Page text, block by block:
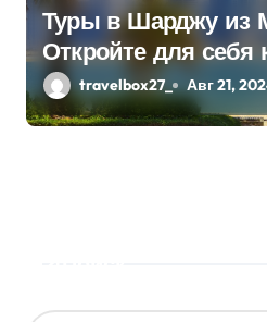
Туры в Шарджу из
Откройте для себя
сердце ОАЭ
travelbox27_ Авг 21,